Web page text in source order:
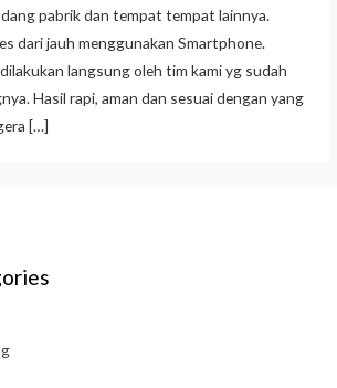
pabrik dan tempat tempat lainnya.
dari jauh menggunakan Smartphone.
langsung oleh tim kami yg sudah
Hasil rapi, aman dan sesuai dengan yang
[…]